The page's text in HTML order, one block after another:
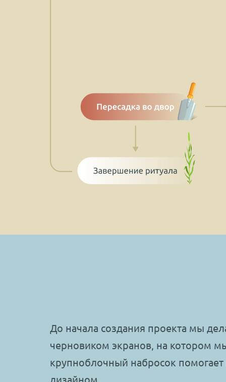
До начала создания проекта мы
черновиком экранов, на котором
крупноблочный набросок
дизайном.